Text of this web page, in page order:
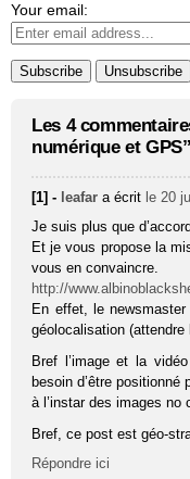
Your email:
Les 4
numérique et
[1] - leafar a écrit le 20
Je suis plus que
Et je vous propose la
vous en convaincre.
http://
En effet, le
géolocalisation
Bref l’image et la
besoin d’être
à l’instar des images no
Bref, ce post est géo-
Répondre ici